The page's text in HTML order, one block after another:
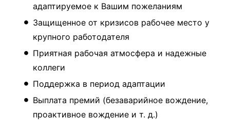
адаптируемое к Вашим пожеланиям
Защищенное от кризисов рабочее место у
крупного работодателя
Приятная рабочая атмосфера и надежные
коллеги
Поддержка в период адаптации
Выплата премий (безаварийное вождение,
проактивное вождение и т. д.)